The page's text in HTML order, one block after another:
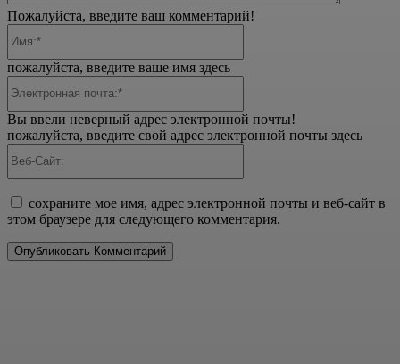
Пожалуйста, введите ваш комментарий!
пожалуйста, введите ваше имя здесь
Вы ввели неверный адрес электронной почты!
пожалуйста, введите свой адрес электронной почты здесь
сохраните мое имя, адрес электронной почты и веб-сайт в
этом браузере для следующего комментария.